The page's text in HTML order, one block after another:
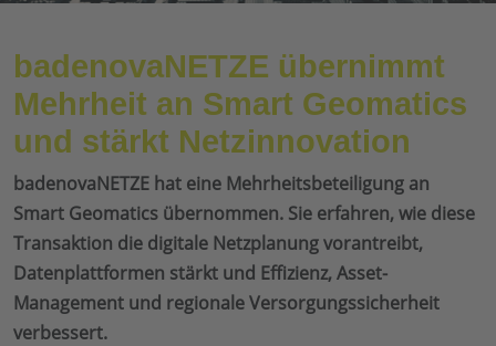
badenovaNETZE übernimmt
Mehrheit an Smart Geomatics
und stärkt Netzinnovation
badenovaNETZE hat eine Mehrheitsbeteiligung an
Smart Geomatics übernommen. Sie erfahren, wie diese
Transaktion die digitale Netzplanung vorantreibt,
Datenplattformen stärkt und Effizienz, Asset-
Management und regionale Versorgungssicherheit
verbessert.